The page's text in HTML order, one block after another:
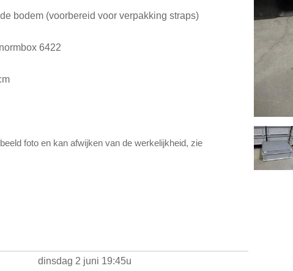
bodem (voorbereid voor verpakking straps)
6422
foto en kan afwijken van de werkelijkheid, zie
dinsdag 2 juni 19:45u